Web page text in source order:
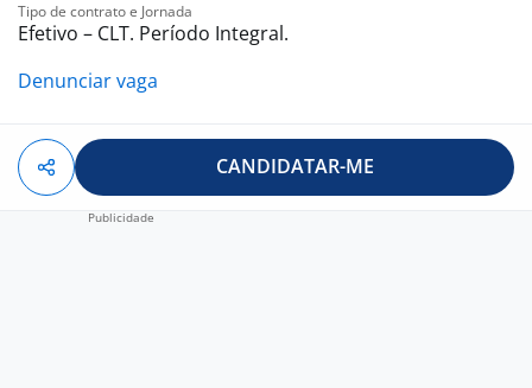
Tipo de contrato e Jornada
Efetivo – CLT. Período Integral.
Denunciar vaga
CANDIDATAR-ME